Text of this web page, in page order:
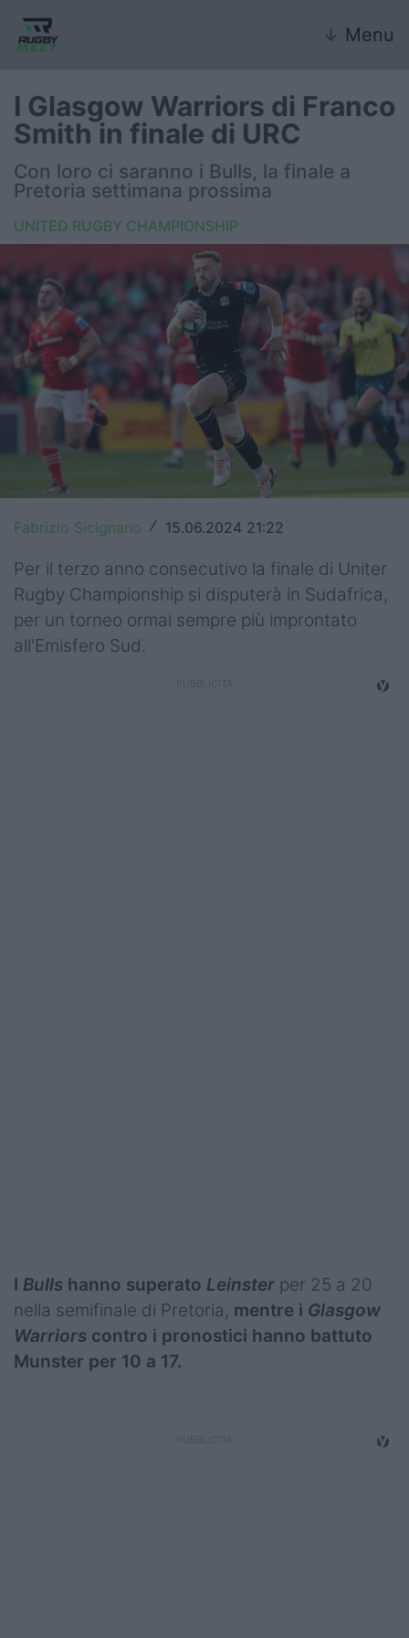
↓ Menu
Nazionali giovanili
Rugby Sevens
FIR
Internazionale
6 Nazioni
United Rugby Championship
Premiership
Champions Cup
World Rugby
Rugby World Cup
Shop
I Glasgow Warriors di Franco
Smith in finale di URC
Con loro ci saranno i Bulls, la finale a
Pretoria settimana prossima
UNITED RUGBY CHAMPIONSHIP
Fabrizio Sicignano / 15.06.2024 21:22
Per il terzo anno consecutivo la finale di Uniter
Rugby Championship si disputerà in Sudafrica,
per un torneo ormai sempre più improntato
all'Emisfero Sud.
I Bulls hanno superato Leinster per 25 a 20
nella semifinale di Pretoria, mentre i Glasgow
Warriors contro i pronostici hanno battuto
Munster per 10 a 17.